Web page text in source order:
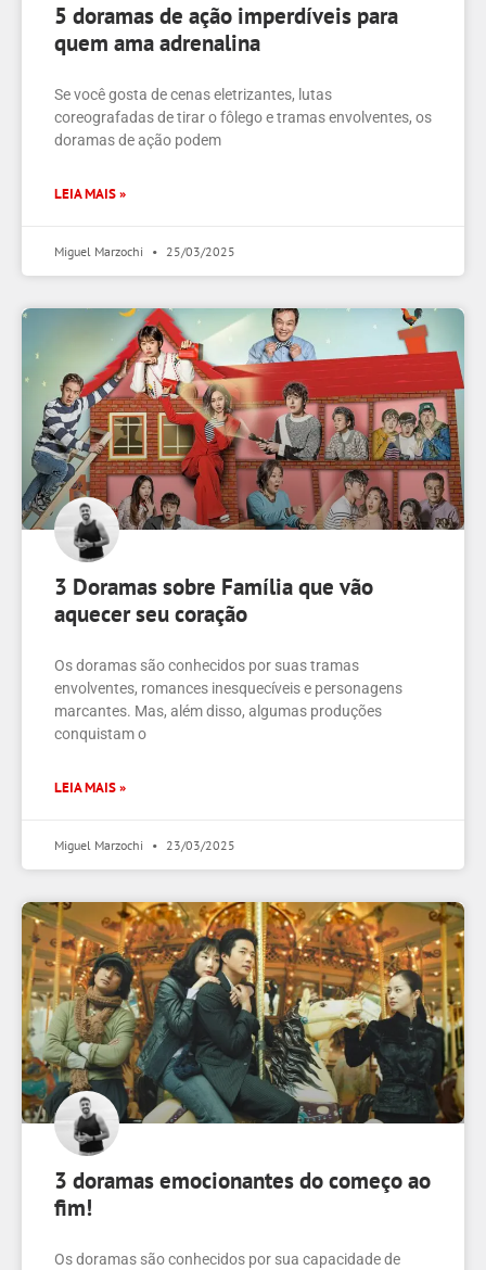
5 doramas de ação imperdíveis para
quem ama adrenalina
Se você gosta de cenas eletrizantes, lutas
coreografadas de tirar o fôlego e tramas envolventes, os
doramas de ação podem
LEIA MAIS »
Miguel Marzochi 25/03/2025
3 Doramas sobre Família que vão
aquecer seu coração
Os doramas são conhecidos por suas tramas
envolventes, romances inesquecíveis e personagens
marcantes. Mas, além disso, algumas produções
conquistam o
LEIA MAIS »
Miguel Marzochi 23/03/2025
3 doramas emocionantes do começo ao
fim!
Os doramas são conhecidos por sua capacidade de